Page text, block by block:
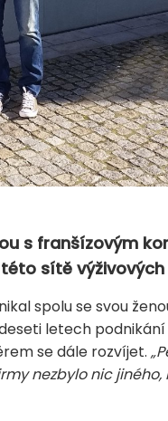
s franšízovým
sítě
spolu se svou
letech
se dále rozvíjet.
nezbylo nic